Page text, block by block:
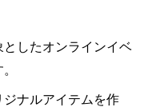
したオンラインイベ
ナルアイテムを作